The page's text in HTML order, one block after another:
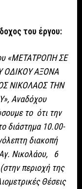
του έργου:
«ΜΕΤΑΤΡΟΠΗ ΣΕ
ΟΔΙΚΟΥ ΑΞΟΝΑ
ΝΙΚΟΛΑΟΣ ΤΗΝ
Αναδόχου
το ότι την
διάστημα 10.00-
διακοπή
Νικολάου, 6
περιοχή της
Θέσεις